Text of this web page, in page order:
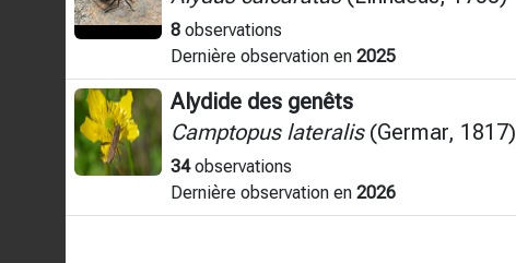
8 observations
Dernière observation en 2025
Alydide des genêts
Camptopus lateralis(Germar, 1817)
34observations
Dernière observation en 2026